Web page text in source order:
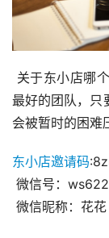
最好的团队，只
会被暂时的困难
东小店邀请码
微信号：
微信昵称：花花